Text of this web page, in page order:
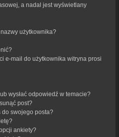
a nadal jest wyświetlany
użytkownika?
e-mail do użytkownika witryna prosi
wysłać odpowiedź w temacie?
post?
do swojego posta?
ankiety?